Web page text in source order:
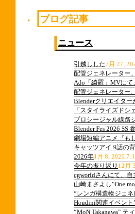
ブログ記事
ニュース
引越しした7月 27,
配管ジェネレーター
Ado「綺羅」MVにて
配管ジェネレーター
Blenderクリエイタ
「スタイライズドシ
プロシージャル線路
Blender Fes 2026 SS
劇場短編アニメ『も
キャッツアイ 9話の
2026年1月 8, 2026
今年の振り返り 12月
cgworldさんにて、自
山崎まさよし”One
“レンガ構造物ジェ
Houdini関連イベン
“MoN Takanawa” テ